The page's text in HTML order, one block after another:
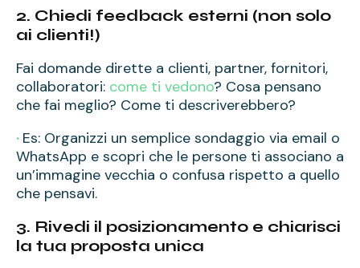
2. Chiedi feedback esterni (non solo
ai clienti!)
Fai domande dirette a clienti, partner, fornitori,
collaboratori: come ti vedono? Cosa pensano
che fai meglio? Come ti descriverebbero?
· Es: Organizzi un semplice sondaggio via email o
WhatsApp e scopri che le persone ti associano a
un’immagine vecchia o confusa rispetto a quello
che pensavi.
3. Rivedi il posizionamento e chiarisci
la tua proposta unica